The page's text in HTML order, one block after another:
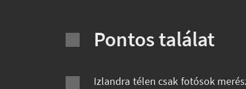
Pontos találat
Izlandra télen csak fotósok